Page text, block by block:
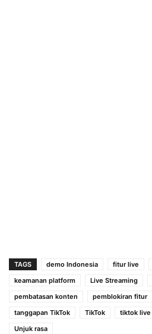
TAGS demo Indonesia fitur live
keamanan platform
Live Streaming
pembatasan konten
pemblokiran fitur
tanggapan TikTok
TikTok tiktok live
Unjuk rasa